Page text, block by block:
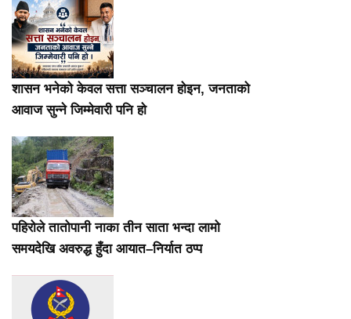
शासन भनेको केवल सत्ता सञ्चालन होइन, जनताको
आवाज सुन्ने जिम्मेवारी पनि हो
पहिरोले तातोपानी नाका तीन साता भन्दा लामो
समयदेखि अवरुद्ध हुँदा आयात–निर्यात ठप्प